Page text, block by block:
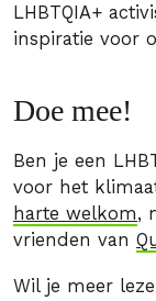
LHBTQIA+
inspiratie voor
Doe mee!
Ben je een
voor het
harte welkom,
vrienden van
Wil je meer